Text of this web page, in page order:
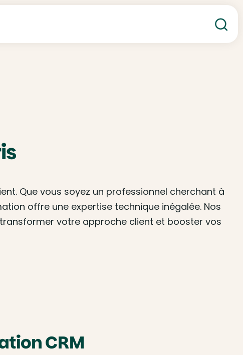
Que vous soyez un professionnel cherchant à
offre une expertise technique inégalée. Nos
votre approche client et booster vos
CRM